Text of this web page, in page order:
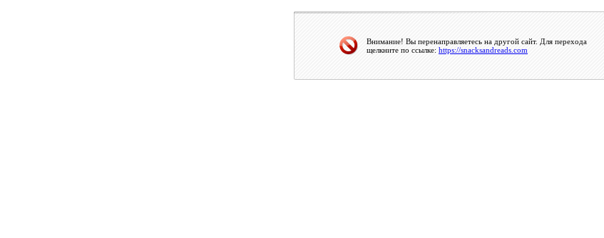
Внимание! Вы перенаправляетесь на другой сайт. Для перехода
щелкните по ссылке: https://snacksandreads.com